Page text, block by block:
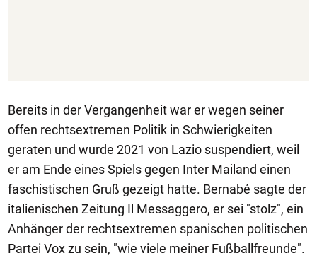
Bereits in der Vergangenheit war er wegen seiner
offen rechtsextremen Politik in Schwierigkeiten
geraten und wurde 2021 von Lazio suspendiert, weil
er am Ende eines Spiels gegen Inter Mailand einen
faschistischen Gruß gezeigt hatte. Bernabé sagte der
italienischen Zeitung Il Messaggero, er sei "stolz", ein
Anhänger der rechtsextremen spanischen politischen
Partei Vox zu sein, "wie viele meiner Fußballfreunde".